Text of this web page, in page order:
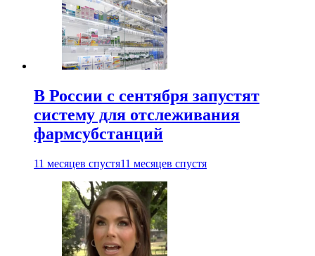
В России с сентября запустят
систему для отслеживания
фармсубстанций
11 месяцев спустя11 месяцев спустя